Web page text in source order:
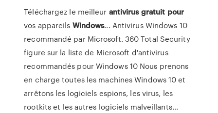
Téléchargez le meilleur antivirus gratuit pour
vos appareils Windows... Antivirus Windows 10
recommandé par Microsoft. 360 Total Security
figure sur la liste de Microsoft d'antivirus
recommandés pour Windows 10 Nous prenons
en charge toutes les machines Windows 10 et
arrêtons les logiciels espions, les virus, les
rootkits et les autres logiciels malveillants...